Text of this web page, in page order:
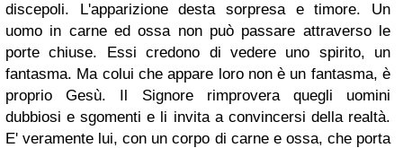
discepoli. L'apparizione desta sorpresa e timore. Un
uomo in carne ed ossa non può passare attraverso le
porte chiuse. Essi credono di vedere uno spirito, un
fantasma. Ma colui che appare loro non è un fantasma, è
proprio Gesù. Il Signore rimprovera quegli uomini
dubbiosi e sgomenti e li invita a convincersi della realtà.
E' veramente lui, con un corpo di carne e ossa, che porta